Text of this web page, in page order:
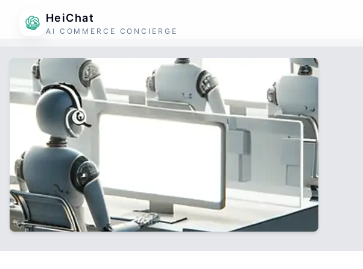
HeiChat
AI COMMERCE CONCIERGE